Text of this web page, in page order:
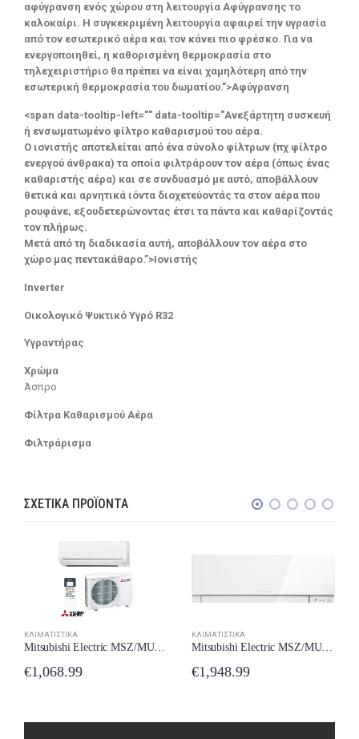
αφύγρανση ενός χώρου στη λειτουργία Αφύγρανσης το
καλοκαίρι. Η συγκεκριμένη λειτουργία αφαιρεί την υγρασία
από τον εσωτερικό αέρα και τον κάνει πιο φρέσκο. Για να
ενεργοποιηθεί, η καθορισμένη θερμοκρασία στο
τηλεχειριστήριο θα πρέπει να είναι χαμηλότερη από την
εσωτερική θερμοκρασία του δωματίου.”>Αφύγρανση
<span data-tooltip-left="" data-tooltip="Ανεξάρτητη συσκευή
ή ενσωματωμένο φίλτρο καθαρισμού του αέρα.
Ο ιονιστής αποτελείται από ένα σύνολο φίλτρων (πχ φίλτρο
ενεργού άνθρακα) τα οποία φιλτράρουν τον αέρα (όπως ένας
καθαριστής αέρα) και σε συνδυασμό με αυτό, αποβάλλουν
θετικά και αρνητικά ιόντα διοχετεύοντάς τα στον αέρα που
ρουφάνε, εξουδετερώνοντας έτσι τα πάντα και καθαρίζοντάς
τον πλήρως.
Μετά από τη διαδικασία αυτή, αποβάλλουν τον αέρα στο
χώρο μας πεντακάθαρο.”>Ιονιστής
Inverter
Οικολογικό Ψυκτικό Υγρό R32
Υγραντήρας
Χρώμα
Άσπρο
Φίλτρα Καθαρισμού Αέρα
Φιλτράρισμα
ΣΧΕΤΙΚΆ ΠΡΟΪΌΝΤΑ
ΚΛΙΜΑΤΙΣΤΙΚΆ
Mitsubishi Electric MSZ/MUZ-BT35VG Κλιματιστικό 12000 BTU A++/A+++ New Model 2024
€1,068.99
ΚΛΙΜΑΤΙΣΤΙΚΆ
Mitsubishi Electric MSZ/MUZ-EF50VG-W Κλιματιστικό Inverter 18000 BTU A++/A+++ New Model 2024
€1,948.99